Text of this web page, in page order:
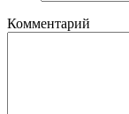
Комментарий